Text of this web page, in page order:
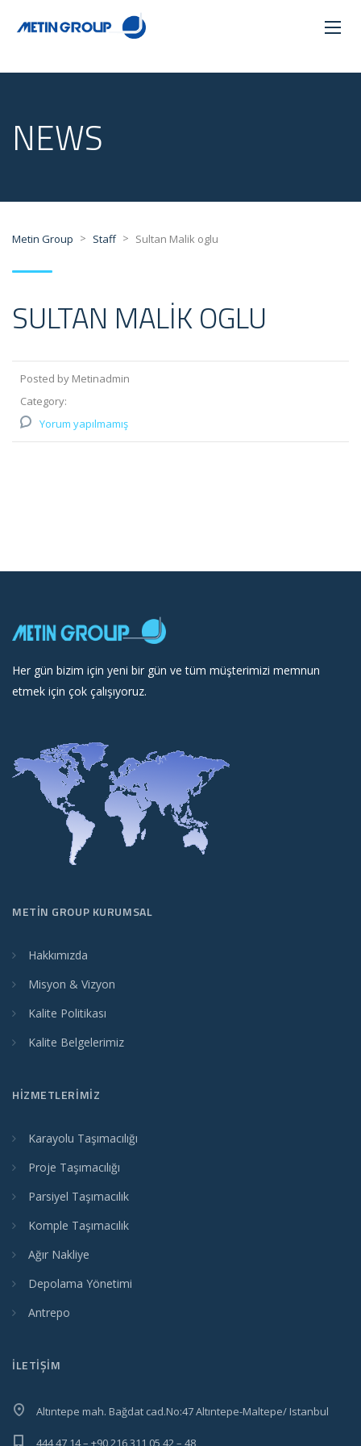
NEWS
Metin Group > Staff > Sultan Malik oglu
SULTAN MALIK OGLU
Posted by Metinadmin
Category:
Yorum yapılmamış
Her gün bizim için yeni bir gün ve tüm müşterimizi memnun
etmek için çok çalışıyoruz.
METIN GROUP KURUMSAL
Hakkımızda
Misyon & Vizyon
Kalite Politikası
Kalite Belgelerimiz
HIZMETLERIMIZ
Karayolu Taşımacılığı
Proje Taşımacılığı
Parsiyel Taşımacılık
Komple Taşımacılık
Ağır Nakliye
Depolama Yönetimi
Antrepo
İLETİŞİM
Altıntepe mah. Bağdat cad.No:47 Altıntepe-Maltepe/ Istanbul
444 47 14 – +90 216 311 05 42 – 48